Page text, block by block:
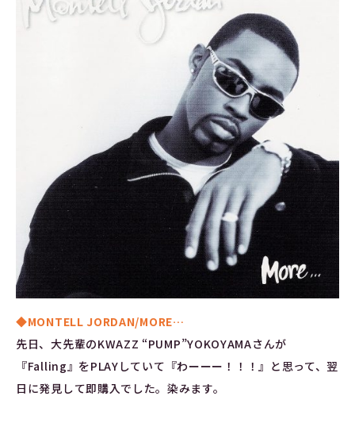
◆MONTELL JORDAN/MORE…
先日、大先輩のKWAZZ “PUMP”YOKOYAMAさんが
『Falling』をPLAYしていて『わーーー！！！』と思って、翌
日に発見して即購入でした。染みます。